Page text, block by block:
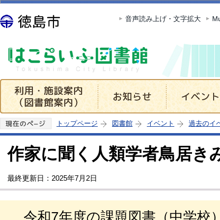
この
音声読み上げ・文字拡大
トップページ 図書館 イベント 過去のイ
作家に聞く人類学者鳥居き
最終更新日：2025年7月2日